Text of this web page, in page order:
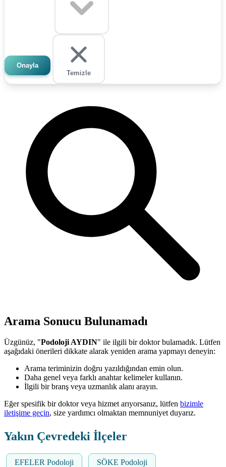
Onayla
Temizle
Arama Sonucu Bulunamadı
Üzgünüz, "Podoloji AYDIN" ile ilgili bir doktor bulamadık. Lütfen
aşağıdaki önerileri dikkate alarak yeniden arama yapmayı deneyin:
Arama teriminizin doğru yazıldığından emin olun.
Daha genel veya farklı anahtar kelimeler kullanın.
İlgili bir branş veya uzmanlık alanı arayın.
Eğer spesifik bir doktor veya hizmet arıyorsanız, lütfen bizimle
iletişime geçin, size yardımcı olmaktan memnuniyet duyarız.
Yakın Çevredeki İlçeler
EFELER Podoloji SÖKE Podoloji